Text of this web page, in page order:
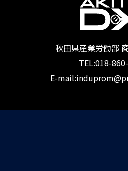
秋田県産業労働部
TEL:018-
E-